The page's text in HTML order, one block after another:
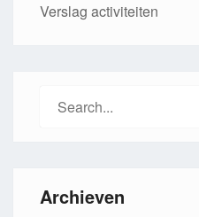
Verslag activiteiten
Search
Archieven